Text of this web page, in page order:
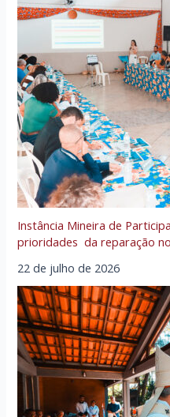
Instância Mineira de
prioridades da reparação
22 de julho de 2026